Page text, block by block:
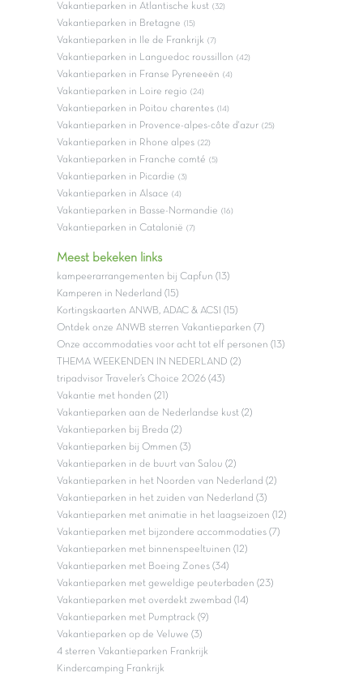
Vakantieparken in Atlantische kust (32)
Vakantieparken in Bretagne (15)
Vakantieparken in Ile de Frankrijk (7)
Vakantieparken in Languedoc roussillon (42)
Vakantieparken in Franse Pyreneeën (4)
Vakantieparken in Loire regio (24)
Vakantieparken in Poitou charentes (14)
Vakantieparken in Provence-alpes-côte d'azur (25)
Vakantieparken in Rhone alpes (22)
Vakantieparken in Franche comté (5)
Vakantieparken in Picardie (3)
Vakantieparken in Alsace (4)
Vakantieparken in Basse-Normandie (16)
Vakantieparken in Catalonië (7)
Meest bekeken links
kampeerarrangementen bij Capfun (13)
Kamperen in Nederland (15)
Kortingskaarten ANWB, ADAC & ACSI (15)
Ontdek onze ANWB sterren Vakantieparken (7)
Onze accommodaties voor acht tot elf personen (13)
THEMA WEEKENDEN IN NEDERLAND (2)
tripadvisor Traveler’s Choice 2026 (43)
Vakantie met honden (21)
Vakantieparken aan de Nederlandse kust (2)
Vakantieparken bij Breda (2)
Vakantieparken bij Ommen (3)
Vakantieparken in de buurt van Salou (2)
Vakantieparken in het Noorden van Nederland (2)
Vakantieparken in het zuiden van Nederland (3)
Vakantieparken met animatie in het laagseizoen (12)
Vakantieparken met bijzondere accommodaties (7)
Vakantieparken met binnenspeeltuinen (12)
Vakantieparken met Boeing Zones (34)
Vakantieparken met geweldige peuterbaden (23)
Vakantieparken met overdekt zwembad (14)
Vakantieparken met Pumptrack (9)
Vakantieparken op de Veluwe (3)
4 sterren Vakantieparken Frankrijk
Kindercamping Frankrijk